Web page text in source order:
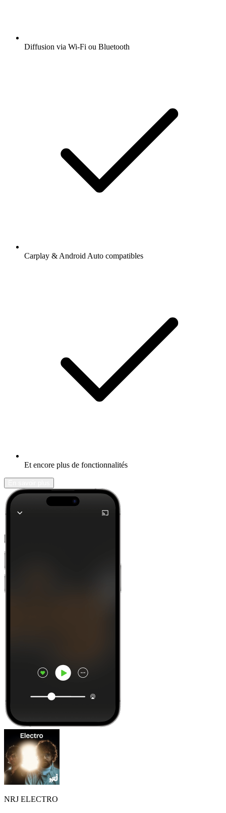
Diffusion via Wi-Fi ou Bluetooth
Carplay & Android Auto compatibles
Et encore plus de fonctionnalités
NRJ ELECTRO